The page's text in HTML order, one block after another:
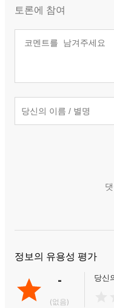
토론에 참여
정보의 유용성 평가
-
(없음)
당신